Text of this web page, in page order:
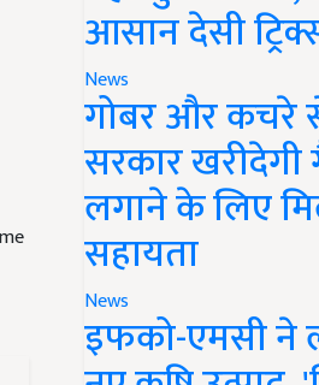
आसान देसी
News
गोबर और कचरे
सरकार खरीदेगी
लगाने के लिए
सहायता
News
इफको-एमसी ने